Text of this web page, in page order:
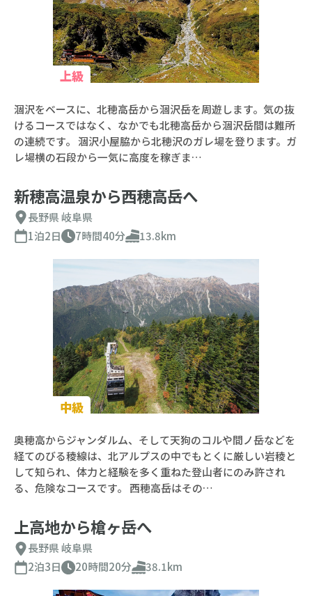
上級
涸沢をベースに、北穂高岳から涸沢岳を周遊します。気の抜
けるコースではなく、なかでも北穂高岳から涸沢岳間は難所
の連続です。 涸沢小屋脇から北穂沢のガレ場を登ります。ガ
レ場横の石段から一気に高度を稼ぎま…
新穂高温泉から西穂高岳へ
長野県岐阜県
1泊2日
7時間40分 13.8km
中級
奥穂高からジャンダルム、そして天狗のコルや間ノ岳などを
経てのびる稜線は、北アルプスの中でもとくに厳しい岩稜と
して知られ、体力と経験を多く重ねた登山者にのみ許され
る、危険なコースです。 西穂高岳はその…
上高地から槍ヶ岳へ
長野県岐阜県
2泊3日
20時間20分 38.1km